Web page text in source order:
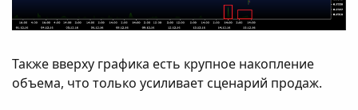
Также вверху графика есть крупное накопление
объема, что только усиливает сценарий продаж.